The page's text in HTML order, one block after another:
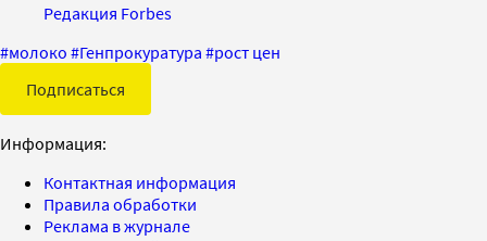
Редакция Forbes
#молоко #Генпрокуратура #рост цен
Подписаться
Информация:
Контактная информация
Правила обработки
Реклама в журнале